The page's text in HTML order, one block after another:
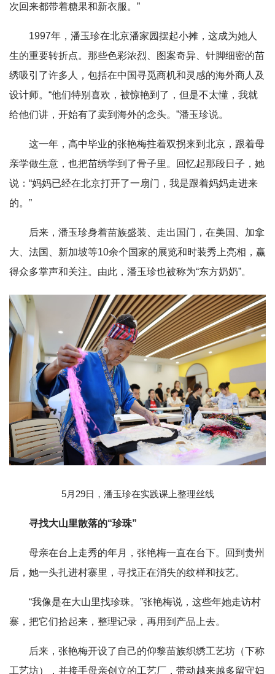
次回来都带着糖果和新衣服。”
1997年，潘玉珍在北京潘家园摆起小摊，这成为她人
生的重要转折点。那些色彩浓烈、图案奇异、针脚细密的苗
绣吸引了许多人，包括在中国寻觅商机和灵感的海外商人及
设计师。“他们特别喜欢，被惊艳到了，但是不太懂，我就
给他们讲，开始有了卖到海外的念头。”潘玉珍说。
这一年，高中毕业的张艳梅拄着双拐来到北京，跟着母
亲学做生意，也把苗绣学到了骨子里。回忆起那段日子，她
说：“妈妈已经在北京打开了一扇门，我是跟着妈妈走进来
的。”
后来，潘玉珍身着苗族盛装、走出国门，在美国、加拿
大、法国、新加坡等10余个国家的展览和时装秀上亮相，赢
得众多掌声和关注。由此，潘玉珍也被称为“东方奶奶”。
5月29日，潘玉珍在实践课上整理丝线
寻找大山里散落的“珍珠”
母亲在台上走秀的年月，张艳梅一直在台下。回到贵州
后，她一头扎进村寨里，寻找正在消失的纹样和技艺。
“我像是在大山里找珍珠。”张艳梅说，这些年她走访村
寨，把它们拾起来，整理记录，再用到产品上去。
后来，张艳梅开设了自己的仰黎苗族织绣工艺坊（下称
工艺坊），并接手母亲创立的工艺厂，带动越来越多留守妇